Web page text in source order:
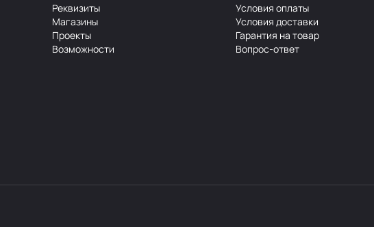
Реквизиты
Магазины
Проекты
Возможности
Условия оплаты
Условия доставки
Гарантия на товар
Вопрос-ответ